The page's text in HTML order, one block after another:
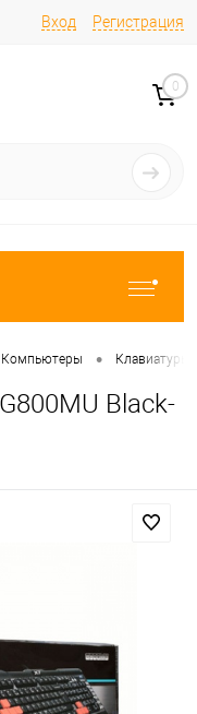
Вход Регистрация
0
Компьютеры • Клавиатуры
Black-